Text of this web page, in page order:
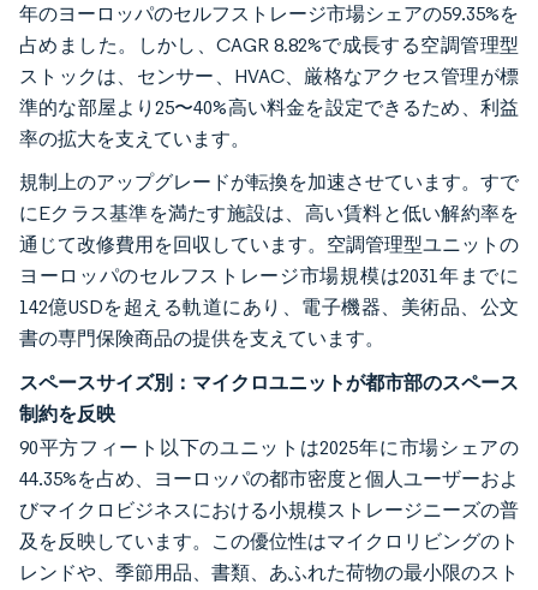
年のヨーロッパのセルフストレージ市場シェアの59.35%を
占めました。しかし、CAGR 8.82%で成長する空調管理型
ストックは、センサー、HVAC、厳格なアクセス管理が標
準的な部屋より25〜40%高い料金を設定できるため、利益
率の拡大を支えています。
規制上のアップグレードが転換を加速させています。すで
にEクラス基準を満たす施設は、高い賃料と低い解約率を
通じて改修費用を回収しています。空調管理型ユニットの
ヨーロッパのセルフストレージ市場規模は2031年までに
142億USDを超える軌道にあり、電子機器、美術品、公文
書の専門保険商品の提供を支えています。
スペースサイズ別：マイクロユニットが都市部のスペース
制約を反映
90平方フィート以下のユニットは2025年に市場シェアの
44.35%を占め、ヨーロッパの都市密度と個人ユーザーおよ
びマイクロビジネスにおける小規模ストレージニーズの普
及を反映しています。この優位性はマイクロリビングのト
レンドや、季節用品、書類、あふれた荷物の最小限のスト